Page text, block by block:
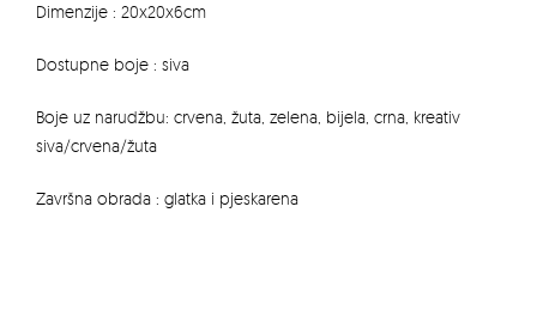
Dimenzije : 20x20x6cm
Dostupne boje : siva
Boje uz narudžbu: crvena, žuta, zelena, bijela, crna, kreativ
siva/crvena/žuta
Završna obrada : glatka i pjeskarena